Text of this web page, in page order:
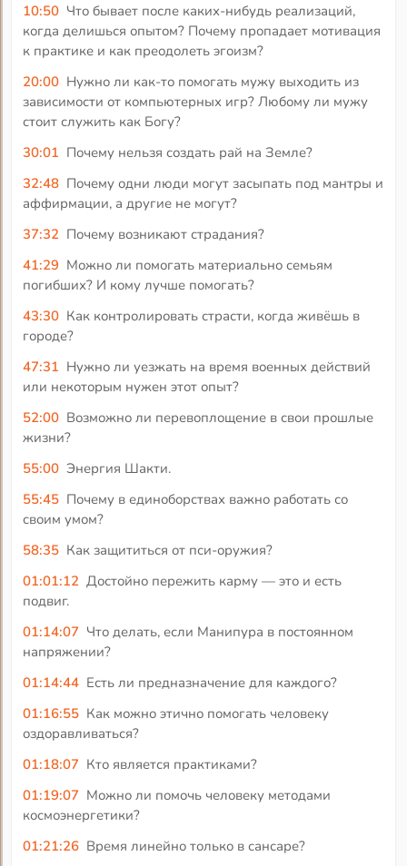
10:50 Что бывает после каких-нибудь реализаций,
когда делишься опытом? Почему пропадает мотивация
к практике и как преодолеть эгоизм?
20:00 Нужно ли как-то помогать мужу выходить из
зависимости от компьютерных игр? Любому ли мужу
стоит служить как Богу?
30:01 Почему нельзя создать рай на Земле?
32:48 Почему одни люди могут засыпать под мантры и
аффирмации, а другие не могут?
37:32 Почему возникают страдания?
41:29 Можно ли помогать материально семьям
погибших? И кому лучше помогать?
43:30 Как контролировать страсти, когда живёшь в
городе?
47:31 Нужно ли уезжать на время военных действий
или некоторым нужен этот опыт?
52:00 Возможно ли перевоплощение в свои прошлые
жизни?
55:00 Энергия Шакти.
55:45 Почему в единоборствах важно работать со
своим умом?
58:35 Как защититься от пси-оружия?
01:01:12 Достойно пережить карму — это и есть
подвиг.
01:14:07 Что делать, если Манипура в постоянном
напряжении?
01:14:44 Есть ли предназначение для каждого?
01:16:55 Как можно этично помогать человеку
оздоравливаться?
01:18:07 Кто является практиками?
01:19:07 Можно ли помочь человеку методами
космоэнергетики?
01:21:26 Время линейно только в сансаре?